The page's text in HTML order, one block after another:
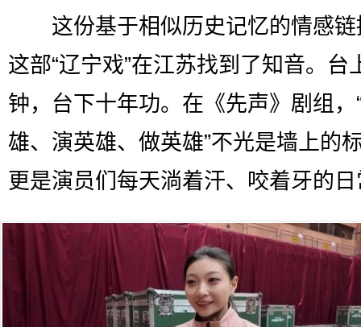
这份基于相似历史记忆的情感链
这部“辽宁戏”在江苏找到了知音。台
钟，台下十年功。在《先声》剧组，
雄、演英雄、做英雄”不光是墙上的
更是演员们每天淌着汗、咬着牙的